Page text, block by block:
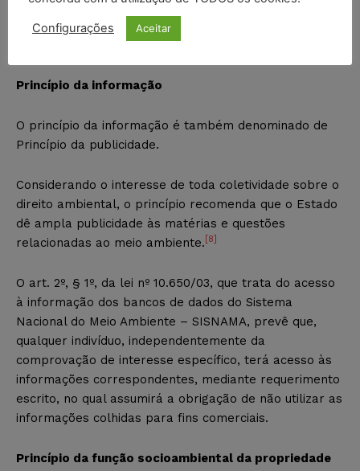
Federal, ou pela exigência de estudo prévio de impacto
ambiental, conforme previsto no inciso IV, do art. 225,
da Constituição Federal.
Princípio da informação
O princípio da informação é também denominado de
Princípio da publicidade.
Considerando o interesse de toda coletividade sobre o
direito ambiental, o princípio recomenda que o Estado
dê ampla publicidade às matérias e questões
relacionadas ao meio ambiente. [8]
O art. 2º, § 1º, da lei nº 10.650/03, que trata do acesso
à informação dos bancos de dados do Sistema
Nacional do Meio Ambiente – SISNAMA, prevê que,
qualquer indivíduo, independentemente da
comprovação de interesse específico, terá acesso às
informações correspondentes, mediante requerimento
escrito, no qual assumirá a obrigação de não utilizar as
informações colhidas para fins comerciais.
Princípio da função socioambiental da propriedade
Configurações Aceitar